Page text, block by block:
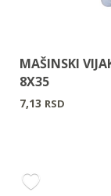
MAŠINSKI
8X35
7,13 RSD